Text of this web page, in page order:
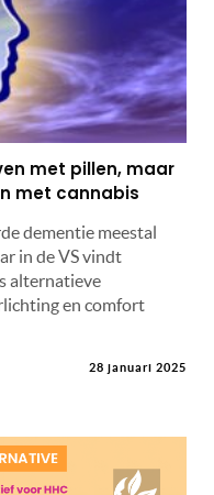
met pillen, maar
met cannabis
dementie meestal
in de VS vindt
alternatieve
en comfort
28 januari 2025